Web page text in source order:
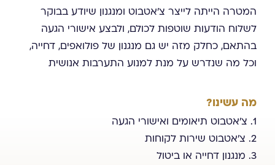
המטרה הייתה לייצר צ'אטבוט ומנגנון שיודע בבוקר
לשלוח הודעות שוטפות לכולם, ולבצע אישורי הגעה
בהתאם, כחלק מזה יש גם מנגנון של פולואפים, דחייה,
וכל מה שנדרש על מנת למנוע התערבות אנושית
מה עשינו?
1. צ'אטבוט תיאומים ואישורי הגעה
2. צ'אטבוט שירות לקוחות
3. מנגנון דחייה או ביטול